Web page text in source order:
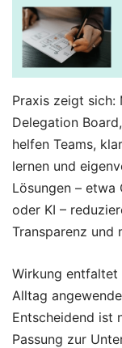
Praxis zeigt sich:
Delegation
helfen Teams,
lernen und
Lösungen –
oder KI –
Transparenz und
Wirkung entfaltet
Alltag
Entscheidend ist
Passung zur